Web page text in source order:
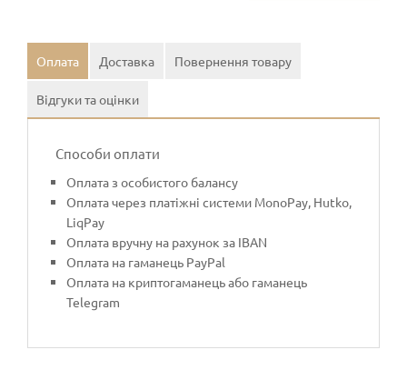
Оплата Доставка Повернення товару
Відгуки та оцінки
Способи оплати
Оплата з особистого балансу
Оплата через платіжні системи MonoPay, Hutko,
LiqPay
Оплата вручну на рахунок за IBAN
Оплата на гаманець PayPal
Оплата на криптогаманець або гаманець
Telegram